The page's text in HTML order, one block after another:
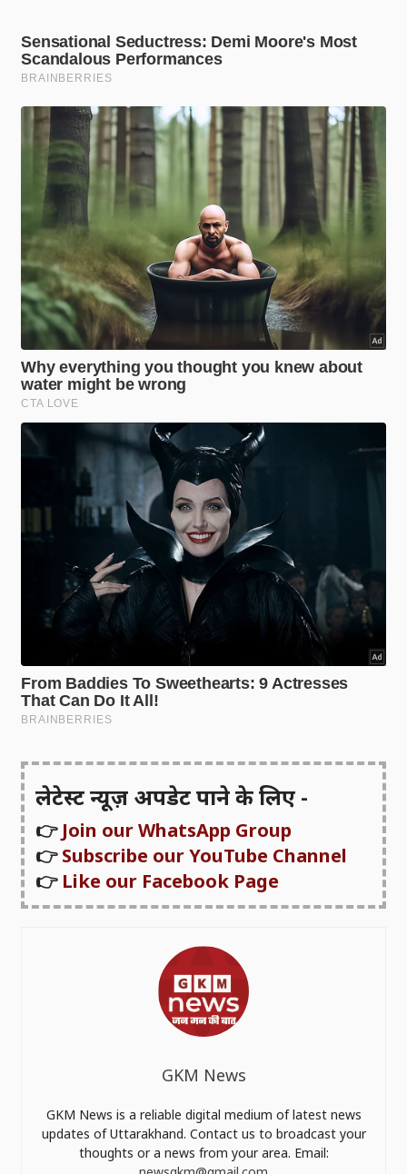
लेटेस्ट न्यूज़ अपडेट पाने के लिए -
👉 Join our WhatsApp Group
👉Subscribe our YouTube Channel
👉 Like our Facebook Page
GKM News
GKM News is a reliable digital medium of latest news
updates of Uttarakhand. Contact us to broadcast your
thoughts or a news from your area. Email: